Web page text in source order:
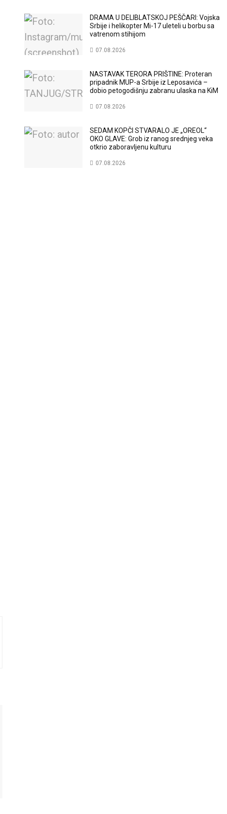
DRAMA U DELIBLATSKOJ PEŠČARI: Vojska
Srbije i helikopter Mi-17 uleteli u borbu sa
vatrenom stihijom
07.08.2026
NASTAVAK TERORA PRIŠTINE: Proteran
pripadnik MUP-a Srbije iz Leposavića –
dobio petogodišnju zabranu ulaska na KiM
07.08.2026
SEDAM KOPČI STVARALO JE „OREOL“
OKO GLAVE: Grob iz ranog srednjeg veka
otkrio zaboravljenu kulturu
07.08.2026